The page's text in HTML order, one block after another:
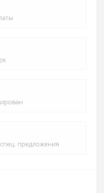
предложения